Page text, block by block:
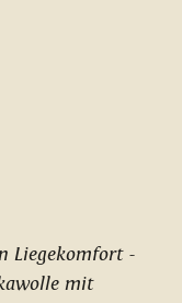
Liegekomfort -
mit